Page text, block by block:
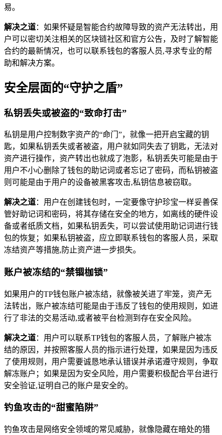
易。
解决之道：如果怀疑是智能合约故障导致的资产无法转出，用
户可以密切关注相关的区块链社区和官方公告，及时了解智能
合约的最新情况，也可以联系钱包的客服人员,寻求专业的帮
助和解决方案。
安全层面的“守护之盾”
私钥丢失或被盗的“致命打击”
私钥是用户控制数字资产的“命门”，就像一把开启宝藏的钥
匙，如果私钥丢失或者被盗，用户就如同失去了钥匙，无法对
资产进行操作，资产转出也就成了泡影，私钥丢失可能是由于
用户不小心删除了钱包的助记词或者忘记了密码，而私钥被盗
则可能是由于用户的设备被黑客攻击,私钥信息被窃取。
解决之道：用户在创建钱包时，一定要像守护珍宝一样妥善保
管好助记词和密码，将其存储在安全的地方，如离线的硬件设
备或者纸质文档，如果私钥丢失，可以尝试使用助记词进行钱
包的恢复；如果私钥被盗，应立即联系钱包的客服人员，采取
冻结资产等措施,防止资产进一步损失。
账户被冻结的“禁锢枷锁”
如果用户的TP钱包账户被冻结，就像被关进了牢笼，资产无
法转出，账户被冻结可能是由于违反了钱包的使用规则，如进
行了非法的交易活动,或者被平台检测到存在安全风险。
解决之道：用户可以联系TP钱包的客服人员，了解账户被冻
结的原因，并按照客服人员的指示进行处理，如果是因为违反
了使用规则，用户需要诚恳地承认错误并承诺遵守规则，争取
解冻账户；如果是因为安全风险，用户需要积极配合平台进行
安全验证,证明自己的账户是安全的。
钓鱼攻击的“甜蜜陷阱”
钓鱼攻击是网络安全领域的常见威胁，就像隐藏在暗处的猎